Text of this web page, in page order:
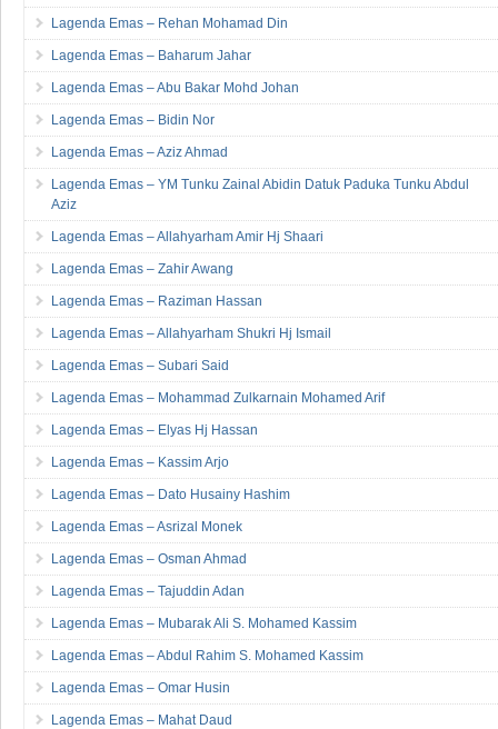
Lagenda Emas – Rehan Mohamad Din
Lagenda Emas – Baharum Jahar
Lagenda Emas – Abu Bakar Mohd Johan
Lagenda Emas – Bidin Nor
Lagenda Emas – Aziz Ahmad
Lagenda Emas – YM Tunku Zainal Abidin Datuk Paduka Tunku Abdul
Aziz
Lagenda Emas – Allahyarham Amir Hj Shaari
Lagenda Emas – Zahir Awang
Lagenda Emas – Raziman Hassan
Lagenda Emas – Allahyarham Shukri Hj Ismail
Lagenda Emas – Subari Said
Lagenda Emas – Mohammad Zulkarnain Mohamed Arif
Lagenda Emas – Elyas Hj Hassan
Lagenda Emas – Kassim Arjo
Lagenda Emas – Dato Husainy Hashim
Lagenda Emas – Asrizal Monek
Lagenda Emas – Osman Ahmad
Lagenda Emas – Tajuddin Adan
Lagenda Emas – Mubarak Ali S. Mohamed Kassim
Lagenda Emas – Abdul Rahim S. Mohamed Kassim
Lagenda Emas – Omar Husin
Lagenda Emas – Mahat Daud